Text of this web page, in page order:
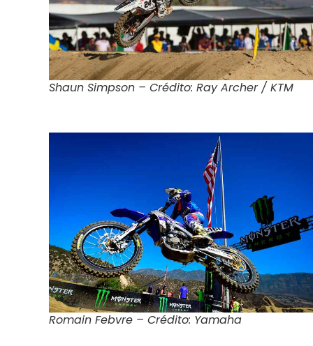
Shaun Simpson – Crédito: Ray Archer / KTM
Romain Febvre – Crédito: Yamaha